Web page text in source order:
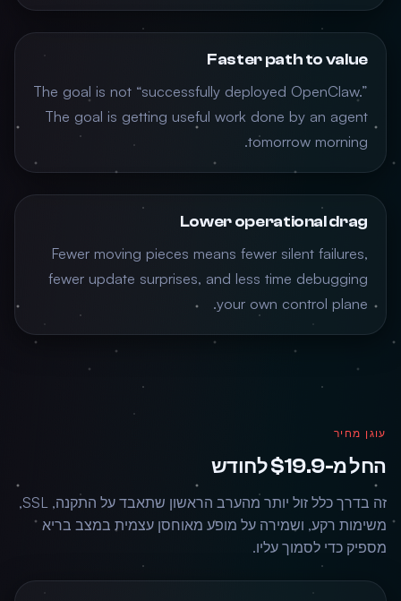
Faster path to value
The goal is not “successfully deployed OpenClaw.”
The goal is getting useful work done by an agent
tomorrow morning.
Lower operational drag
Fewer moving pieces means fewer silent failures,
fewer update surprises, and less time debugging
your own control plane.
עוגן מחיר
החל מ-$19.9 לחודש
זה בדרך כלל זול יותר מהערב הראשון שתאבד על התקנה, SSL,
משימות רקע, ושמירה על מופע מאוחסן עצמית במצב בריא
מספיק כדי לסמוך עליו.